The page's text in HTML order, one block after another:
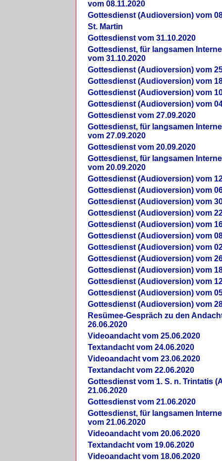
vom 08.11.2020
Gottesdienst (Audioversion) vom
St. Martin
Gottesdienst vom 31.10.2020
Gottesdienst, für langsamen
vom 31.10.2020
Gottesdienst (Audioversion) vom
Gottesdienst (Audioversion) vom
Gottesdienst (Audioversion) vom
Gottesdienst (Audioversion) vom
Gottesdienst vom 27.09.2020
Gottesdienst, für langsamen
vom 27.09.2020
Gottesdienst vom 20.09.2020
Gottesdienst, für langsamen
vom 20.09.2020
Gottesdienst (Audioversion) vom
Gottesdienst (Audioversion) vom
Gottesdienst (Audioversion) vom
Gottesdienst (Audioversion) vom
Gottesdienst (Audioversion) vom
Gottesdienst (Audioversion) vom
Gottesdienst (Audioversion) vom
Gottesdienst (Audioversion) vom
Gottesdienst (Audioversion) vom
Gottesdienst (Audioversion) vom
Gottesdienst (Audioversion) vom
Gottesdienst (Audioversion) vom
Re­sü­mee-Gespräch zu den
26.06.2020
Videoandacht vom 25.06.2020
Textandacht vom 24.06.2020
Videoandacht vom 23.06.2020
Textandacht vom 22.06.2020
Gottesdienst vom 1. S. n. Trintatis
21.06.2020
Gottesdienst vom 21.06.2020
Gottesdienst, für langsamen
vom 21.06.2020
Videoandacht vom 20.06.2020
Textandacht vom 19.06.2020
Videoandacht vom 18.06.2020